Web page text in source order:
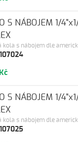
kola s nábojem dle
S NÁBOJEM 1/
kola s nábojem dle
S NÁBOJEM 1/